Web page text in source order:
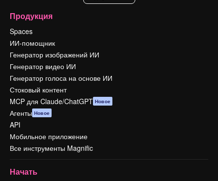
Продукция
Spaces
ИИ-помощник
Генератор изображений ИИ
Генератор видео ИИ
Генератор голоса на основе ИИ
Стоковый контент
MCP для Claude/ChatGPT Новое
Агенты Новое
API
Мобильное приложение
Все инструменты Magnific
Начать